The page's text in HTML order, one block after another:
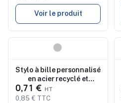
Voir le produit
Stylo à bille personnalisé
en acier recyclé et
bambou KENT
0,71 €
0,85 € TTC